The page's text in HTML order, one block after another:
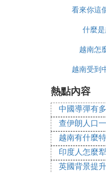
一位越南導
恨了。我們
⑤ 越南人
越南政府對
對於抗美援
時時刻刻威
⑥ 對越自
對外號稱世
稱其侵略為
看來你這
南
什麼
越南怎
越南受到
熱點內容
中國導彈有
查伊朗人口
越南有什麼
印度人怎麼
英國背景提